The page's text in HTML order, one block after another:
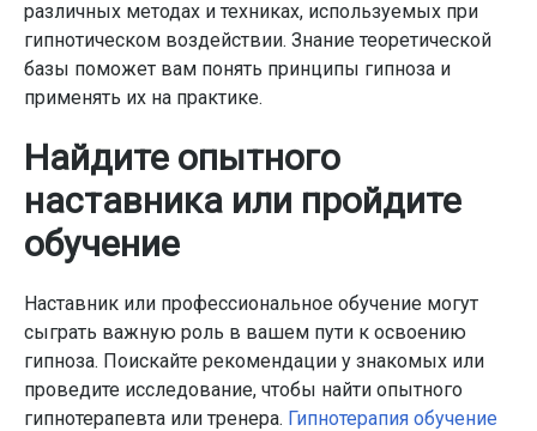
различных методах и техниках, используемых при
гипнотическом воздействии. Знание теоретической
базы поможет вам понять принципы гипноза и
применять их на практике.
Найдите опытного
наставника или пройдите
обучение
Наставник или профессиональное обучение могут
сыграть важную роль в вашем пути к освоению
гипноза. Поискайте рекомендации у знакомых или
проведите исследование, чтобы найти опытного
гипнотерапевта или тренера. Гипнотерапия обучение